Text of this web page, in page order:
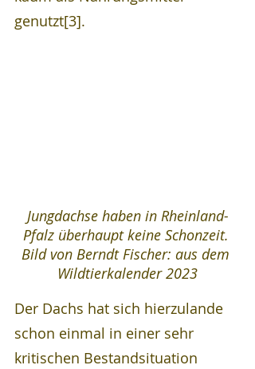
genutzt[3].
Jungdachse haben in Rheinland-
Pfalz überhaupt keine Schonzeit.
Bild von Berndt Fischer: aus dem
Wildtierkalender 2023
Der Dachs hat sich hierzulande
schon einmal in einer sehr
kritischen Bestandsituation